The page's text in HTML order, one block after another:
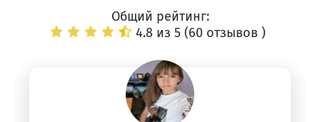
Общий рейтинг:
4.8 из 5 (60 отзывов )